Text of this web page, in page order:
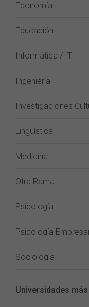
Economía
Educación
Informática / IT
Ingeniería
Investigaciones
Lingüística
Medicina
Otra Rama
Psicología
Psicología
Sociología
Universidades